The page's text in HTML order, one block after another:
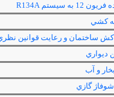
به سيستم
R134A
كشي
ساختمان و رعايت قوانين
ديواري
و آب
شوفاژ گازي